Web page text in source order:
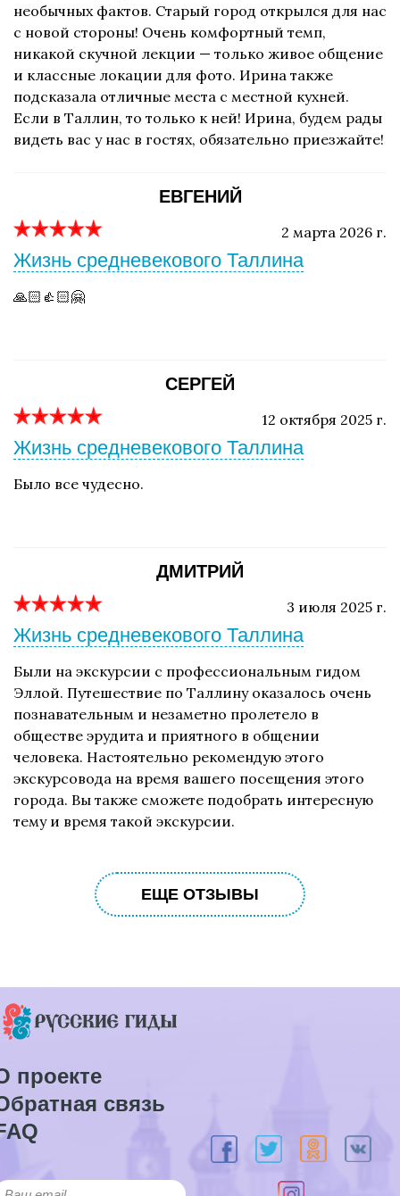
необычных фактов. Старый город открылся для нас
с новой стороны! Очень комфортный темп,
никакой скучной лекции — только живое общение
и классные локации для фото. Ирина также
подсказала отличные места с местной кухней.
Если в Таллин, то только к ней! Ирина, будем рады
видеть вас у нас в гостях, обязательно приезжайте!
ЕВГЕНИЙ
2 марта 2026 г.
Жизнь средневекового Таллина
🙏🏻👍🏻🤗
СЕРГЕЙ
12 октября 2025 г.
Жизнь средневекового Таллина
Было все чудесно.
ДМИТРИЙ
3 июля 2025 г.
Жизнь средневекового Таллина
Были на экскурсии с профессиональным гидом
Эллой. Путешествие по Таллину оказалось очень
познавательным и незаметно пролетело в
обществе эрудита и приятного в общении
человека. Настоятельно рекомендую этого
экскурсовода на время вашего посещения этого
города. Вы также сможете подобрать интересную
тему и время такой экскурсии.
ЕЩЕ ОТЗЫВЫ
проекте
связь